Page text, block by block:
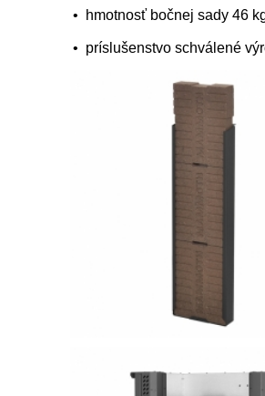
• hmotnosť bočnej sady 46
• príslušenstvo schválené